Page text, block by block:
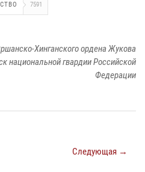
7591
Хинганского ордена Жукова
национальной гвардии Российской
Федерации
Следующая →